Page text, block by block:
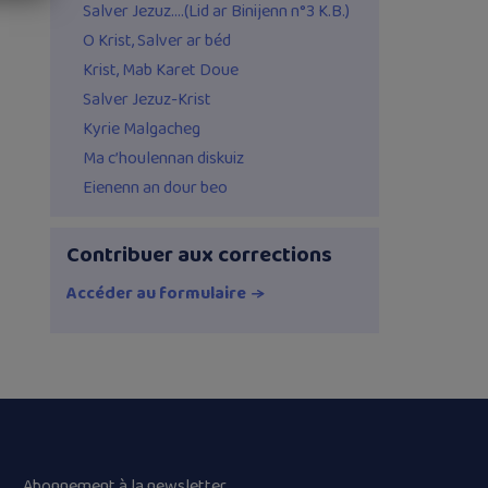
Salver Jezuz….(Lid ar Binijenn n°3 K.B.)
O Krist, Salver ar béd
Krist, Mab Karet Doue
Salver Jezuz-Krist
Kyrie Malgacheg
Ma c’houlennan diskuiz
Eienenn an dour beo
Contribuer aux corrections
Accéder au formulaire